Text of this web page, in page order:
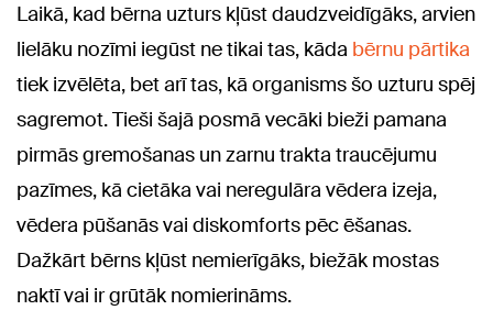
Laikā, kad bērna uzturs kļūst daudzveidīgāks, arvien
lielāku nozīmi iegūst ne tikai tas, kāda bērnu pārtika
tiek izvēlēta, bet arī tas, kā organisms šo uzturu spēj
sagremot. Tieši šajā posmā vecāki bieži pamana
pirmās gremošanas un zarnu trakta traucējumu
pazīmes, kā cietāka vai neregulāra vēdera izeja,
vēdera pūšanās vai diskomforts pēc ēšanas.
Dažkārt bērns kļūst nemierīgāks, biežāk mostas
naktī vai ir grūtāk nomierināms.